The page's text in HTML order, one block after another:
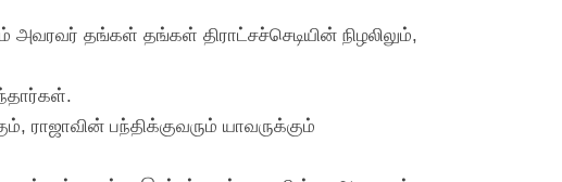
தங்கள் தங்கள் திராட்சச்செடியின் நிழலிலும்,
பந்திக்குவரும் யாவருக்கும்